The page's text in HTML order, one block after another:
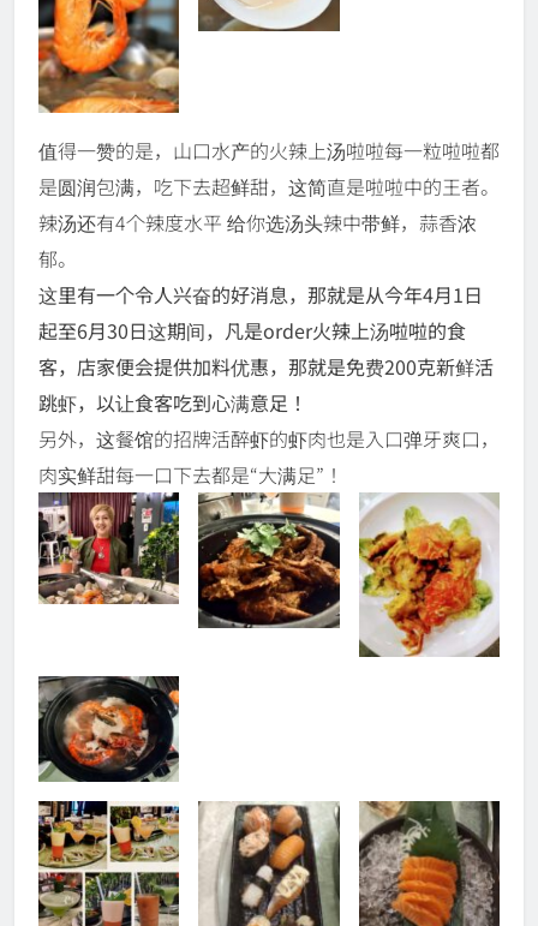
值得一赞的是，山口水产的火辣上汤啦啦每一粒啦啦都
是圆润包满，吃下去超鲜甜，这简直是啦啦中的王者。
辣汤还有4个辣度水平 给你选汤头辣中带鲜，蒜香浓
郁。
这里有一个令人兴奋的好消息，那就是从今年4月1日
起至6月30日这期间，凡是order火辣上汤啦啦的食
客，店家便会提供加料优惠，那就是免费200克新鲜活
跳虾，以让食客吃到心满意足！
另外，这餐馆的招牌活醉虾的虾肉也是入口弹牙爽口，
肉实鲜甜每一口下去都是“大满足”！